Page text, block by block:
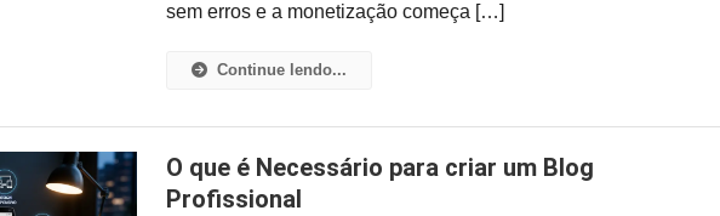
sem erros e a monetização começa […]
Continue lendo...
O que é Necessário para criar um Blog
Profissional